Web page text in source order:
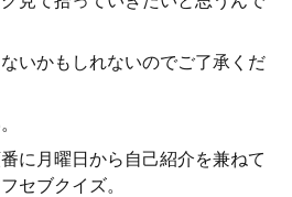
いかもしれないのでご了承くだ
に月曜日から自己紹介を兼ねて
セブクイズ。